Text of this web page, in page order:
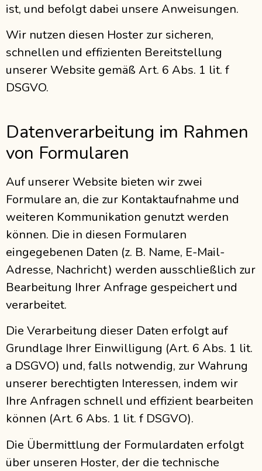
ist, und befolgt dabei unsere Anweisungen.
Wir nutzen diesen Hoster zur sicheren,
schnellen und effizienten Bereitstellung
unserer Website gemäß Art. 6 Abs. 1 lit. f
DSGVO.
Datenverarbeitung im Rahmen
von Formularen
Auf unserer Website bieten wir zwei
Formulare an, die zur Kontaktaufnahme und
weiteren Kommunikation genutzt werden
können. Die in diesen Formularen
eingegebenen Daten (z. B. Name, E-Mail-
Adresse, Nachricht) werden ausschließlich zur
Bearbeitung Ihrer Anfrage gespeichert und
verarbeitet.
Die Verarbeitung dieser Daten erfolgt auf
Grundlage Ihrer Einwilligung (Art. 6 Abs. 1 lit.
a DSGVO) und, falls notwendig, zur Wahrung
unserer berechtigten Interessen, indem wir
Ihre Anfragen schnell und effizient bearbeiten
können (Art. 6 Abs. 1 lit. f DSGVO).
Die Übermittlung der Formulardaten erfolgt
über unseren Hoster, der die technische